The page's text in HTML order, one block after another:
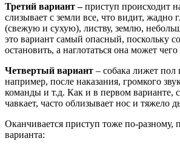
Третий вариант –приступ происходит
слизывает с земли все, что видит, жадно
(свежую и сухую), листву, землю,
это вариант самый опасный, поскольку
остановить, а наглотаться она может
Четвертый вариант – собака лижет пол
например, после наказания, громкого
команды и т.д. Как и в первом варианте,
чавкает, часто облизывает нос и тяжело
Оканчивается приступ тоже по-разному,
варианта: